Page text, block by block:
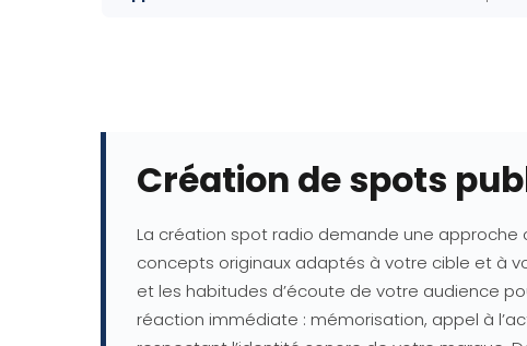
Création de spots
La création spot radio demande une approche
concepts originaux adaptés à votre cible et à
et les habitudes d’écoute de votre audience
réaction immédiate : mémorisation, appel à